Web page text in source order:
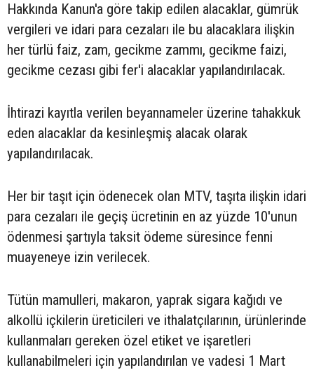
Hakkında Kanun'a göre takip edilen alacaklar, gümrük
vergileri ve idari para cezaları ile bu alacaklara ilişkin
her türlü faiz, zam, gecikme zammı, gecikme faizi,
gecikme cezası gibi fer'i alacaklar yapılandırılacak.
İhtirazi kayıtla verilen beyannameler üzerine tahakkuk
eden alacaklar da kesinleşmiş alacak olarak
yapılandırılacak.
Her bir taşıt için ödenecek olan MTV, taşıta ilişkin idari
para cezaları ile geçiş ücretinin en az yüzde 10'unun
ödenmesi şartıyla taksit ödeme süresince fenni
muayeneye izin verilecek.
Tütün mamulleri, makaron, yaprak sigara kağıdı ve
alkollü içkilerin üreticileri ve ithalatçılarının, ürünlerinde
kullanmaları gereken özel etiket ve işaretleri
kullanabilmeleri için yapılandırılan ve vadesi 1 Mart